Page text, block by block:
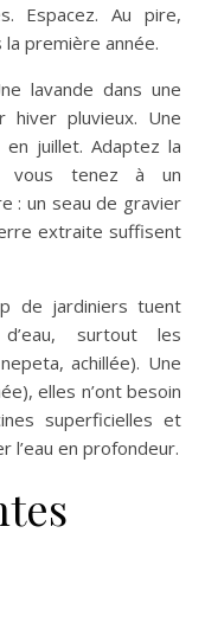
Espacez. Au pire,
première année.
lavande dans une
hiver pluvieux. Une
juillet. Adaptez la
vous tenez à un
: un seau de gravier
extraite suffisent
de jardiniers tuent
surtout les
achillée). Une
elles n’ont besoin
superficielles et
l’eau en profondeur.